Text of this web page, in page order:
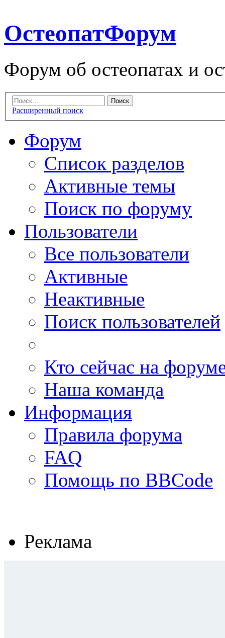
ОстеопатФорум
Форум об остеопатах и
Расширенный поиск
Форум
Список разделов
Активные темы
Поиск по форуму
Пользователи
Все пользователи
Активные
Неактивные
Поиск пользователей
Кто сейчас на
Наша команда
Информация
Правила форума
FAQ
Помощь по BBCode
Реклама